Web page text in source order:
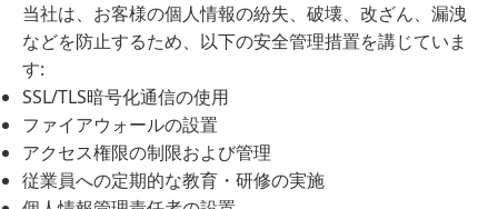
当社は、お客様の個人情報の紛失、破壊、改ざん、漏洩
などを防止するため、以下の安全管理措置を講じていま
す:
SSL/TLS暗号化通信の使用
ファイアウォールの設置
アクセス権限の制限および管理
従業員への定期的な教育・研修の実施